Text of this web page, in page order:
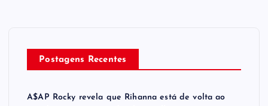
Postagens Recentes
A$AP Rocky revela que Rihanna está de volta ao